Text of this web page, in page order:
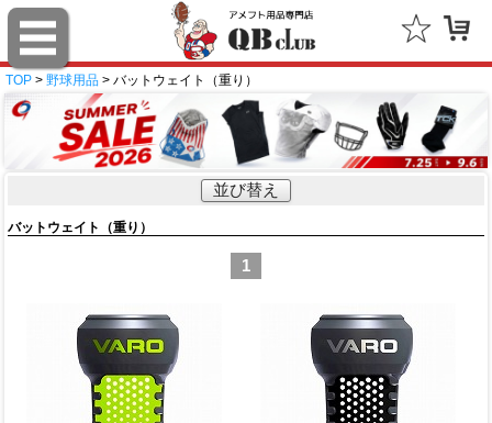
TOP > 野球用品 > バットウェイト（重り）
並び替え
バットウェイト（重り）
1